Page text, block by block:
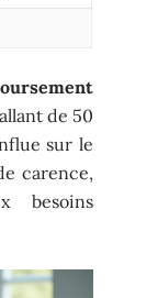
de 50
sur le
carence,
besoins